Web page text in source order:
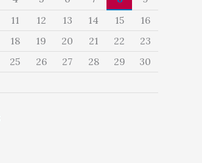
11 12 13 14 15
16
18 19 20 21 22
23
25 26 27 28 29
30